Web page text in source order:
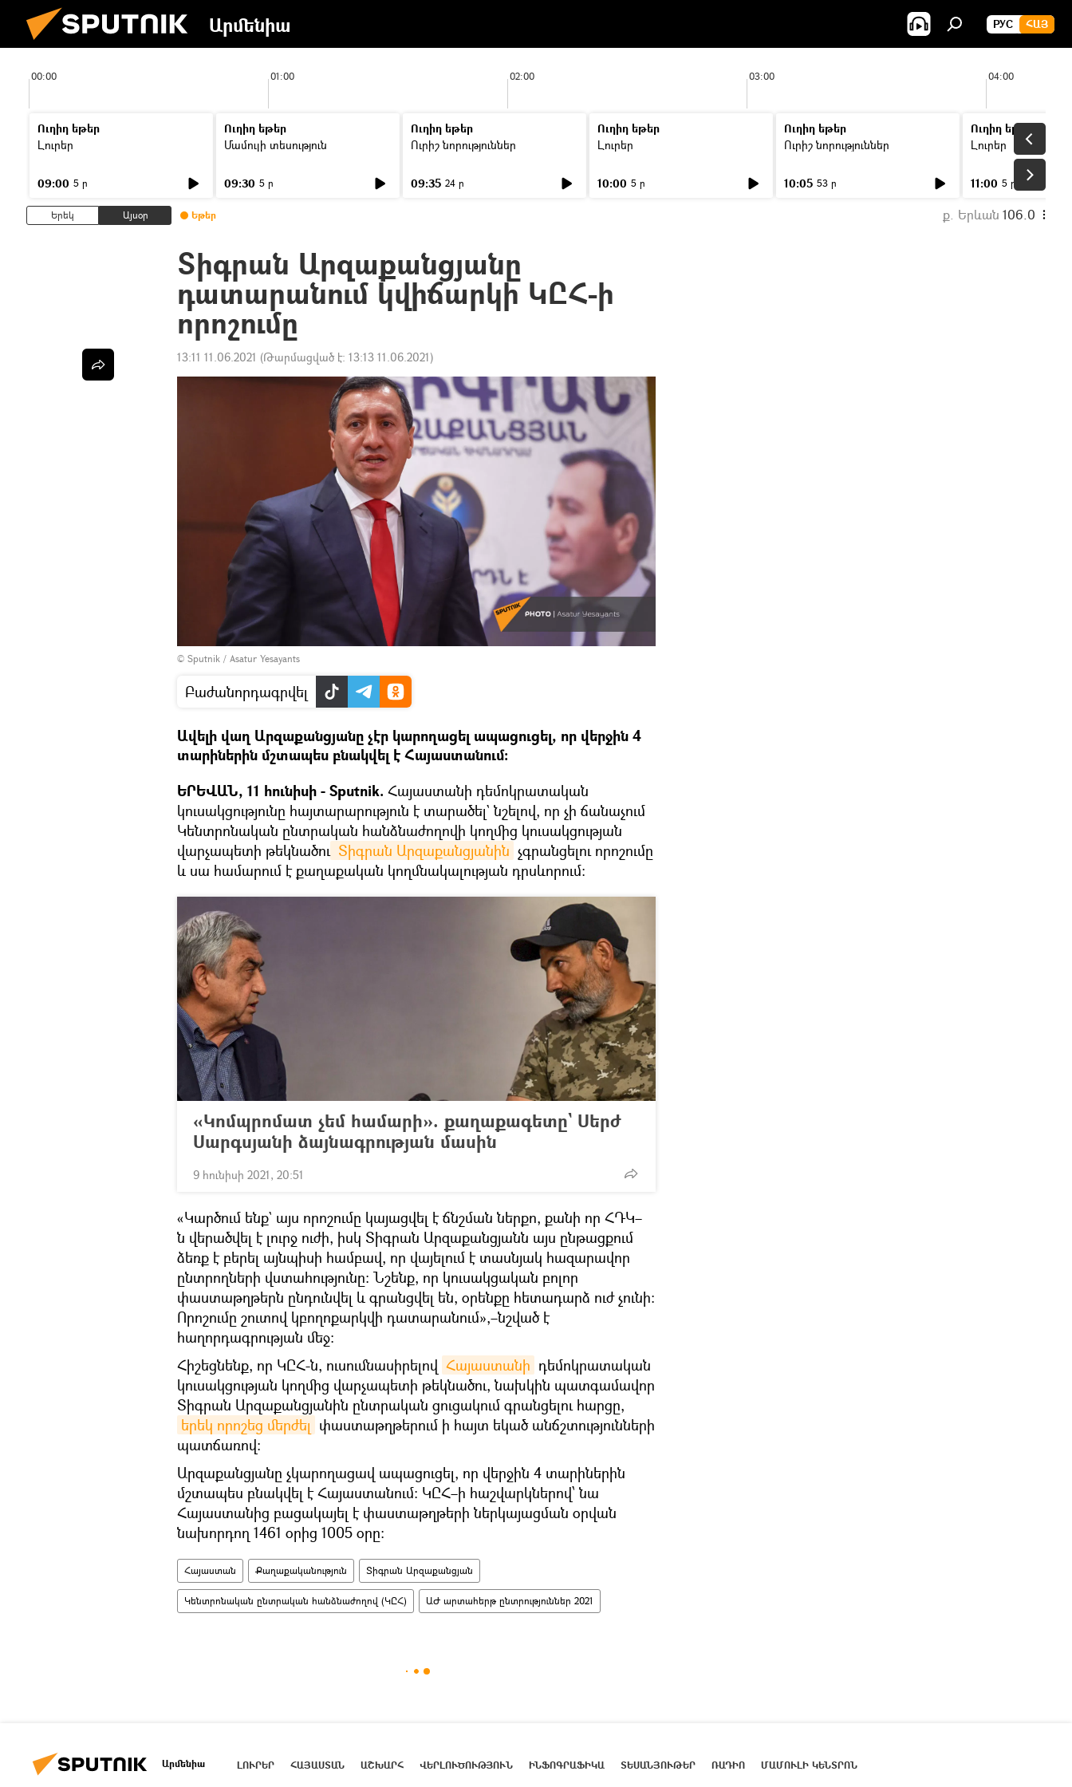
Արմենիա РУС ՀԱՅ
00:00 01:00 02:00 03:00 04:00
Ուղիղ եթեր
Լուրեր
09:00 5 ր
Ուղիղ եթեր
Մամուլի տեսություն
09:30 5 ր
Ուղիղ եթեր
Ուրիշ նորություններ
09:35 24 ր
Ուղիղ եթեր
Լուրեր
10:00 5 ր
Ուղիղ եթեր
Ուրիշ նորություններ
10:05 53 ր
Ուղիղ եթեր
Լուրեր
11:00 5 ր
Երեկ Այսօր Եթեր ք. Երևան 106.0
Տիգրան Արզաքանցյանը
դատարանում կվիճարկի ԿԸՀ-ի
որոշումը
13:11 11.06.2021 (Թարմացված է: 13:13 11.06.2021)
© Sputnik / Asatur Yesayants
Բաժանորդագրվել
Ավելի վաղ Արզաքանցյանը չէր կարողացել ապացուցել, որ վերջին 4
տարիներին մշտապես բնակվել է Հայաստանում։
ԵՐԵՎԱՆ, 11 հունիսի - Sputnik. Հայաստանի դեմոկրատական
կուսակցությունը հայտարարություն է տարածել` նշելով, որ չի ճանաչում
Կենտրոնական ընտրական հանձնաժողովի կողմից կուսակցության
վարչապետի թեկնածու Տիգրան Արզաքանցյանին չգրանցելու որոշումը
և սա համարում է քաղաքական կողմնակալության դրսևորում։
«Կոմպրոմատ չեմ համարի». քաղաքագետը` Սերժ
Սարգսյանի ձայնագրության մասին
9 հունիսի 2021, 20:51
«Կարծում ենք` այս որոշումը կայացվել է ճնշման ներքո, քանի որ ՀԴԿ–
ն վերածվել է լուրջ ուժի, իսկ Տիգրան Արզաքանցյանն այս ընթացքում
ձեռք է բերել այնպիսի համբավ, որ վայելում է տասնյակ հազարավոր
ընտրողների վստահությունը։ Նշենք, որ կուսակցական բոլոր
փաստաթղթերն ընդունվել և գրանցվել են, օրենքը հետադարձ ուժ չունի:
Որոշումը շուտով կբողոքարկվի դատարանում»,–նշված է
հաղորդագրության մեջ:
Հիշեցնենք, որ ԿԸՀ-ն, ուսումնասիրելով Հայաստանի դեմոկրատական
կուսակցության կողմից վարչապետի թեկնածու, նախկին պատգամավոր
Տիգրան Արզաքանցյանին ընտրական ցուցակում գրանցելու հարցը,
երեկ որոշեց մերժել փաստաթղթերում ի հայտ եկած անճշտությունների
պատճառով։
Արզաքանցյանը չկարողացավ ապացուցել, որ վերջին 4 տարիներին
մշտապես բնակվել է Հայաստանում։ ԿԸՀ–ի հաշվարկներով՝ նա
Հայաստանից բացակայել է փաստաթղթերի ներկայացման օրվան
նախորդող 1461 օրից 1005 օրը։
Հայաստան Քաղաքականություն Տիգրան Արզաքանցյան
Կենտրոնական ընտրական հանձնաժողով (ԿԸՀ) ԱԺ արտահերթ ընտրություններ 2021
Արմենիա ԼՈՒՐԵՐ ՀԱՅԱՍՏԱՆ ԱՇԽԱՐՀ ՎԵՐԼՈՒԾՈՒԹՅՈՒՆ ԻՆՖՈԳՐԱՖԻԿԱ ՏԵՍԱՆՅՈՒԹԵՐ ՌԱԴԻՈ ՄԱՄՈՒԼԻ ԿԵՆՏՐՈՆ